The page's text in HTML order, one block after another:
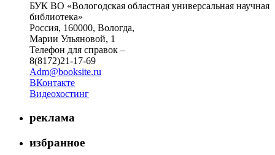
БУК ВО «Вологодская областная универсальная научная
библиотека»
Россия, 160000, Вологда,
Марии Ульяновой, 1
Телефон для справок –
8(8172)21-17-69
Adm@booksite.ru
ВКонтакте
Видеохостинг
реклама
избранное